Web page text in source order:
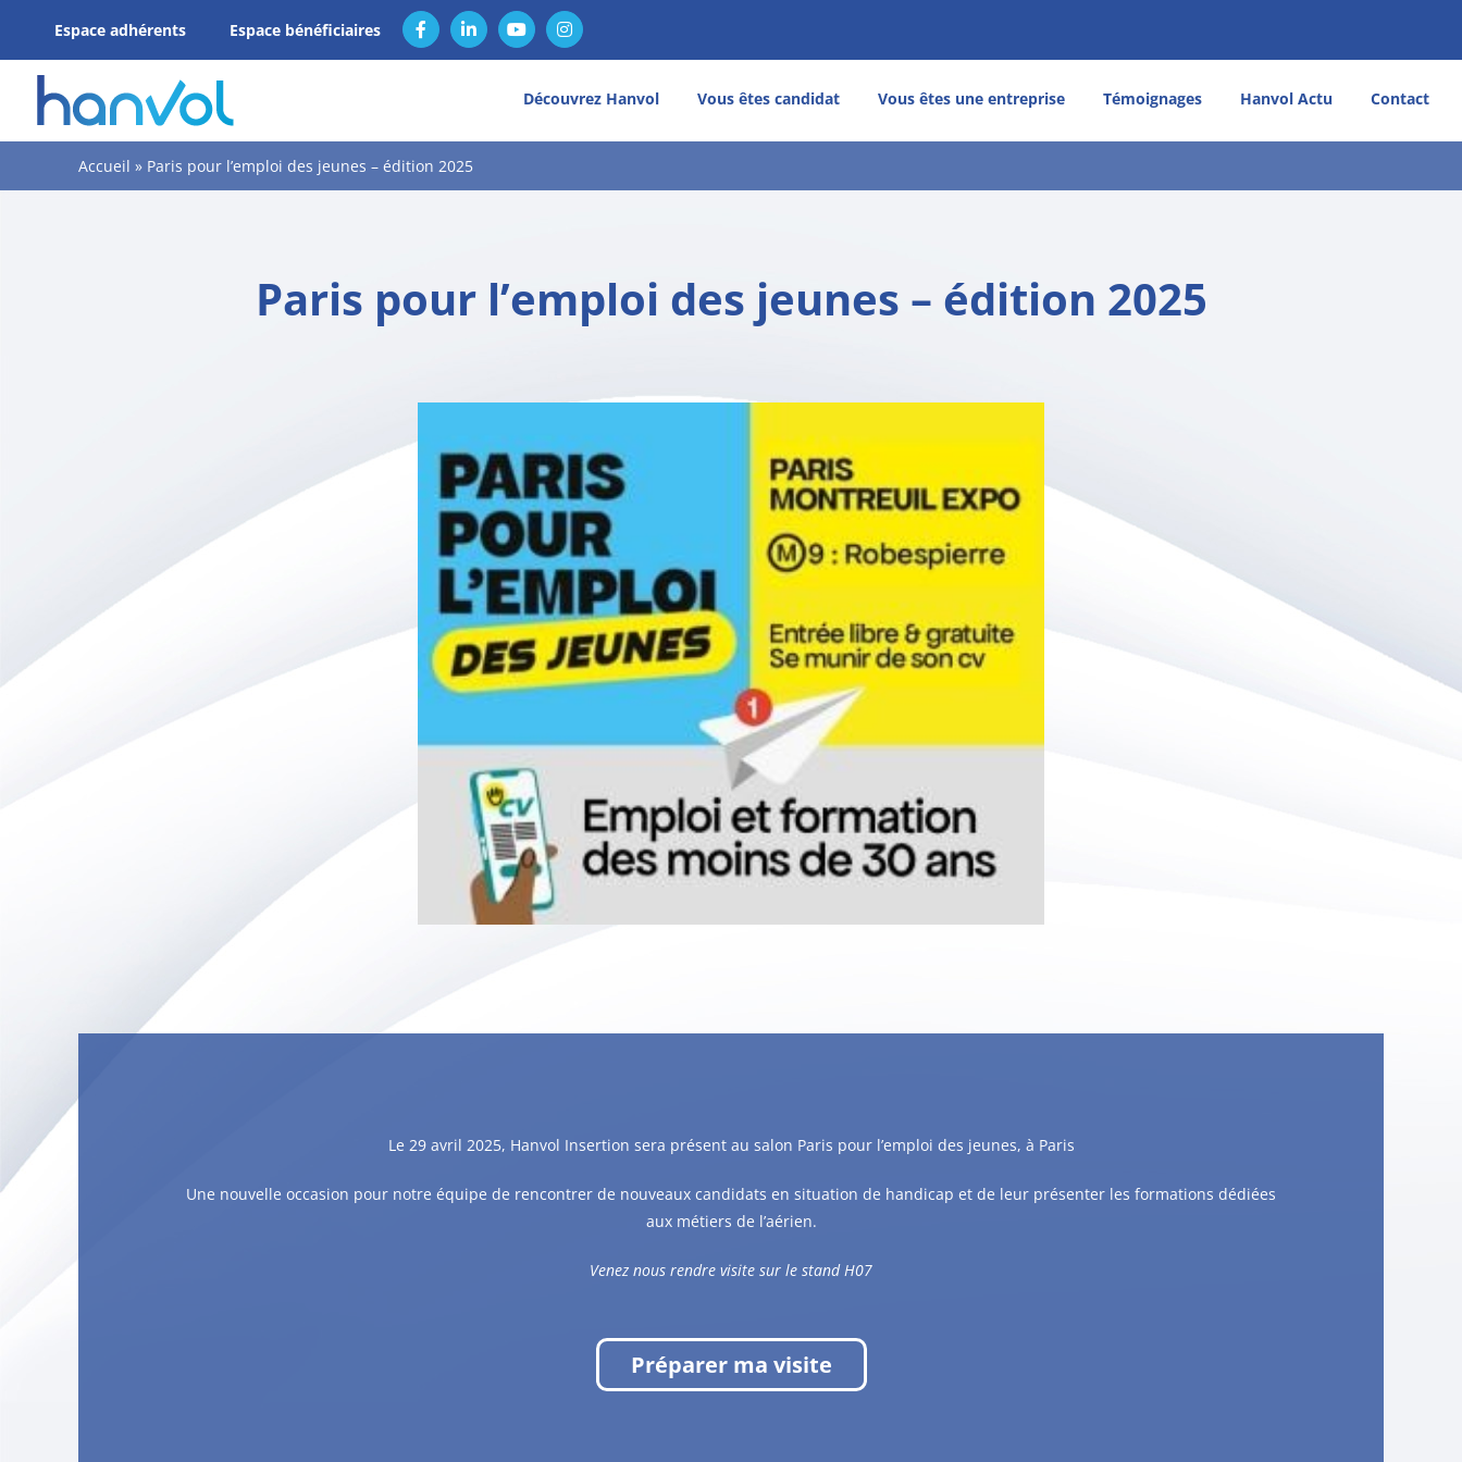
contenu
Espace adhérents Espace bénéficiaires FacebookLinkedInYouTubeInstagram
Découvrez Hanvol Vous êtes candidat Vous êtes une entreprise Témoignages Hanvol Actu Contact
Accueil » Paris pour l’emploi des jeunes – édition 2025
Paris pour l’emploi des jeunes – édition 2025
Le 29 avril 2025, Hanvol Insertion sera présent au salon Paris pour l’emploi des jeunes, à Paris
Une nouvelle occasion pour notre équipe de rencontrer de nouveaux candidats en situation de handicap et de leur présenter les formations dédiées
aux métiers de l’aérien.
Venez nous rendre visite sur le stand H07
Préparer ma visite